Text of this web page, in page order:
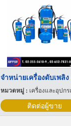
หมวดหมู่ : เครื่องและอุปกรณ์ดับ
ติดต่อผู้ขาย